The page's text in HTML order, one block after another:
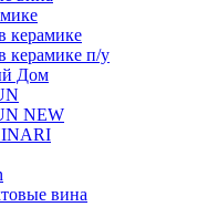
керамике
керамике п/у
Дом
NEW
вина